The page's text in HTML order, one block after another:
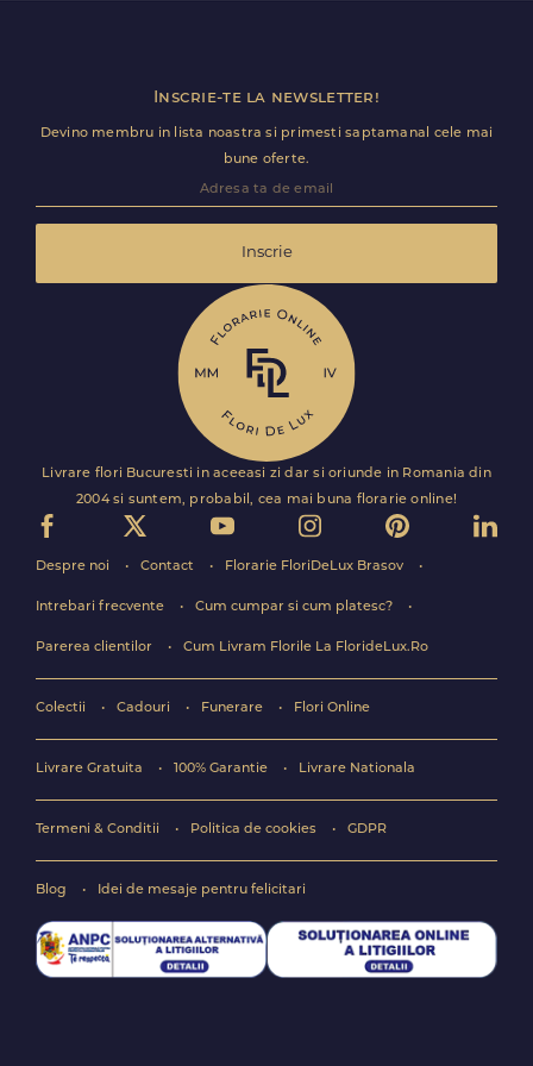
Inscrie-te la newsletter!
Devino membru in lista noastra si primesti saptamanal cele mai
bune oferte.
Inscrie
Livrare flori Bucuresti in aceeasi zi dar si oriunde in Romania din
2004 si suntem, probabil, cea mai buna florarie online!
Despre noi Contact Florarie FloriDeLux Brasov
Intrebari frecvente Cum cumpar si cum platesc?
Parerea clientilor Cum Livram Florile La FlorideLux.Ro
Colectii Cadouri Funerare Flori Online
Livrare Gratuita 100% Garantie Livrare Nationala
Termeni & Conditii Politica de cookies GDPR
Blog Idei de mesaje pentru felicitari